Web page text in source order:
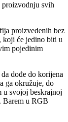
svih
proizvedenih bez
koji će jedino biti u
pojedinim
dođe do korijena
ga okružuje, do
u svojoj beskrajnoj
Barem u RGB